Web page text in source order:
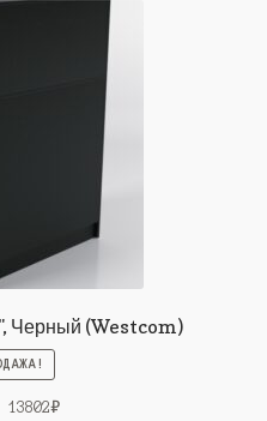
Черный (Westcom)
Первоначальная
13802₽Текущая